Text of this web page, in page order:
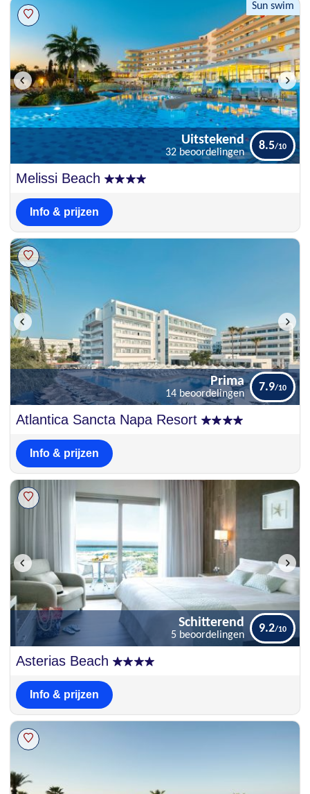
Sun swim
Melissi Beach
Uitstekend
32 beoordelingen
8.5
Info & prijzen
Prima
Atlantica Sancta Napa Resort
Prima
14 beoordelingen
7.9
Info & prijzen
Asterias Beach
Schitterend
5 beoordelingen
9.2
Info & prijzen